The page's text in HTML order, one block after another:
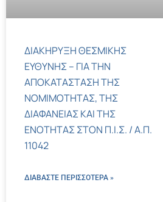
ΔΙΑΚΗΡΥΞΗ ΘΕΣΜΙΚΗΣ
ΕΥΘΥΝΗΣ – ΓΙΑ ΤΗΝ
ΑΠΟΚΑΤΑΣΤΑΣΗ ΤΗΣ
ΝΟΜΙΜΟΤΗΤΑΣ, ΤΗΣ
ΔΙΑΦΑΝΕΙΑΣ ΚΑΙ ΤΗΣ
ΕΝΟΤΗΤΑΣ ΣΤΟΝ Π.Ι.Σ. / Α.Π.
11042
ΔΙΑΒΑΣΤΕ ΠΕΡΙΣΣΌΤΕΡΑ »